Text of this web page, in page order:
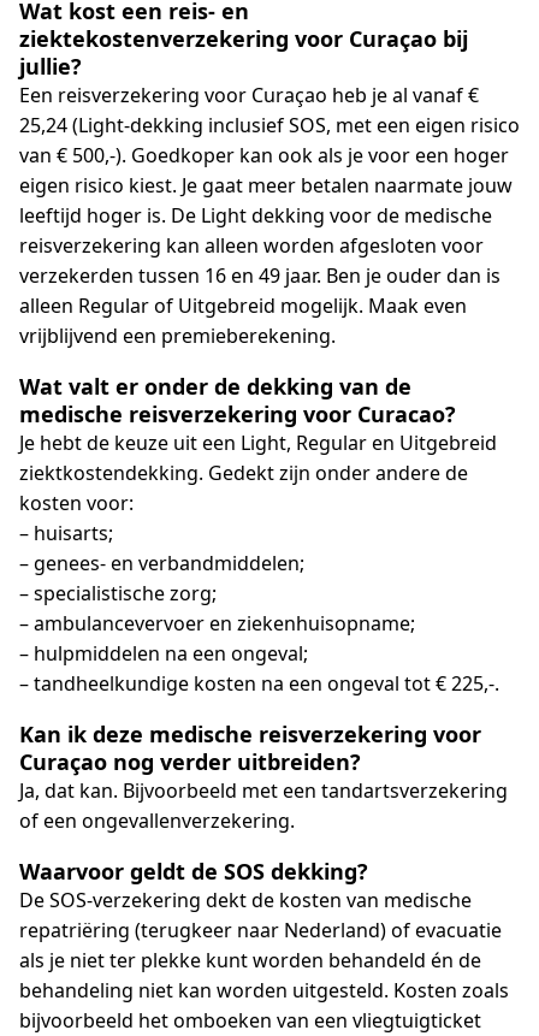
Wat kost een reis- en
ziektekostenverzekering voor Curaçao bij
jullie?
Een reisverzekering voor Curaçao heb je al vanaf €
25,24 (Light-dekking inclusief SOS, met een eigen risico
van € 500,-). Goedkoper kan ook als je voor een hoger
eigen risico kiest. Je gaat meer betalen naarmate jouw
leeftijd hoger is. De Light dekking voor de medische
reisverzekering kan alleen worden afgesloten voor
verzekerden tussen 16 en 49 jaar. Ben je ouder dan is
alleen Regular of Uitgebreid mogelijk. Maak even
vrijblijvend een premieberekening.
Wat valt er onder de dekking van de
medische reisverzekering voor Curacao?
Je hebt de keuze uit een Light, Regular en Uitgebreid
ziektkostendekking. Gedekt zijn onder andere de
kosten voor:
– huisarts;
– genees- en verbandmiddelen;
– specialistische zorg;
– ambulancevervoer en ziekenhuisopname;
– hulpmiddelen na een ongeval;
– tandheelkundige kosten na een ongeval tot € 225,-.
Kan ik deze medische reisverzekering voor
Curaçao nog verder uitbreiden?
Ja, dat kan. Bijvoorbeeld met een tandartsverzekering
of een ongevallenverzekering.
Waarvoor geldt de SOS dekking?
De SOS-verzekering dekt de kosten van medische
repatriëring (terugkeer naar Nederland) of evacuatie
als je niet ter plekke kunt worden behandeld én de
behandeling niet kan worden uitgesteld. Kosten zoals
bijvoorbeeld het omboeken van een vliegtuigticket